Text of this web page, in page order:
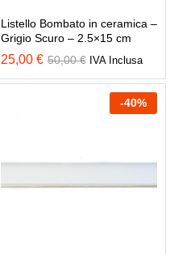
Listello Bombato in ceramica –
Grigio Scuro – 2.5×15 cm
25,00 € 50,00€ IVA Inclusa
-40%